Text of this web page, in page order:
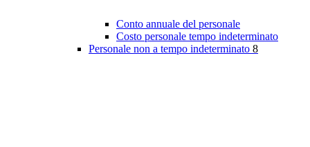
Conto annuale del personale
Costo personale tempo indeterminato
Personale non a tempo indeterminato 8